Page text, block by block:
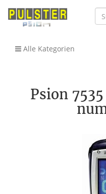
Alle Kategorien
Psion